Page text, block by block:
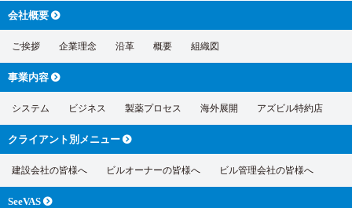
会社概要
ご挨拶 企業理念 沿革 概要 組織図
事業内容
システム ビジネス 製薬プロセス 海外展開 アズビル特約店
クライアント別 メニュー
建設会社の皆様へ ビルオーナーの皆様へ ビル管理会社の皆様へ
SeeVAS